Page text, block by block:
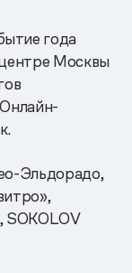
года
Москвы
Эльдорадо,